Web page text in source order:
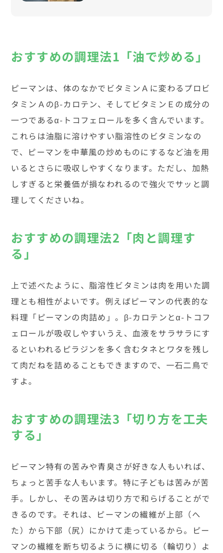
おすすめの調理法1「油で炒める」
ピーマンは、体のなかでビタミンＡに変わるプロビ
タミンＡのβ-カロテン、そしてビタミンＥの成分の
一つであるα-トコフェロールを多く含んでいます。
これらは油脂に溶けやすい脂溶性のビタミンなの
で、ピーマンを中華風の炒めものにするなど油を用
いるとさらに吸収しやすくなります。ただし、加熱
しすぎると栄養価が損なわれるので強火でサッと調
理してくださいね。
おすすめの調理法2「肉と調理す
る」
上で述べたように、脂溶性ビタミンは肉を用いた調
理とも相性がよいです。例えばピーマンの代表的な
料理「ピーマンの肉詰め」。β-カロテンとα-トコフ
ェロールが吸収しやすいうえ、血液をサラサラにす
るといわれるピラジンを多く含むタネとワタを残し
て肉だねを詰めることもできますので、一石二鳥で
すよ。
おすすめの調理法3「切り方を工夫
する」
ピーマン特有の苦みや青臭さが好きな人もいれば、
ちょっと苦手な人もいます。特に子どもは苦みが苦
手。しかし、その苦みは切り方で和らげることがで
きるのです。それは、ピーマンの繊維が上部（へ
た）から下部（尻）にかけて走っているから。ピー
マンの繊維を断ち切るように横に切る（輪切り）よ